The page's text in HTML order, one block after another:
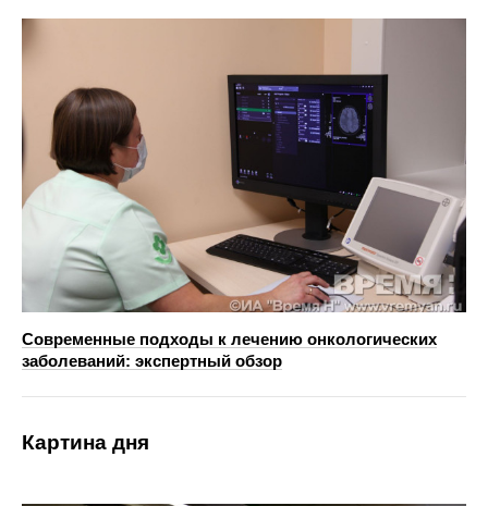
Современные подходы к лечению онкологических
заболеваний: экспертный обзор
Картина дня